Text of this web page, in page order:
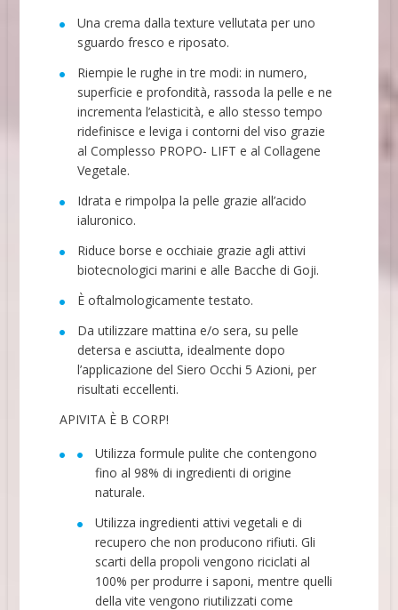
Una crema dalla texture vellutata per uno
sguardo fresco e riposato.
Riempie le rughe in tre modi: in numero,
superficie e profondità, rassoda la pelle e ne
incrementa l’elasticità, e allo stesso tempo
ridefinisce e leviga i contorni del viso grazie
al Complesso PROPO- LIFT e al Collagene
Vegetale.
Idrata e rimpolpa la pelle grazie all’acido
ialuronico.
Riduce borse e occhiaie grazie agli attivi
biotecnologici marini e alle Bacche di Goji.
È oftalmologicamente testato.
Da utilizzare mattina e/o sera, su pelle
detersa e asciutta, idealmente dopo
l’applicazione del Siero Occhi 5 Azioni, per
risultati eccellenti.
APIVITA È B CORP!
Utilizza formule pulite che contengono
fino al 98% di ingredienti di origine
naturale.
Utilizza ingredienti attivi vegetali e di
recupero che non producono rifiuti. Gli
scarti della propoli vengono riciclati al
100% per produrre i saponi, mentre quelli
della vite vengono riutilizzati come